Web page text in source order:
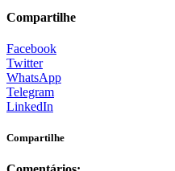
Compartilhe
Facebook
Twitter
WhatsApp
Telegram
LinkedIn
Compartilhe